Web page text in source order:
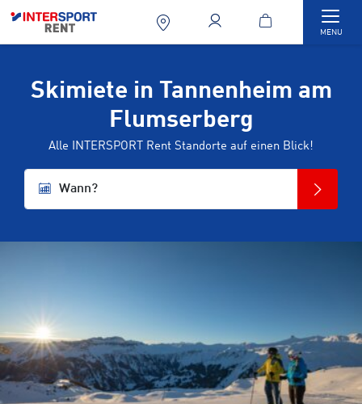
MENU
Skimiete in Tannenheim am
Flumserberg
Alle INTERSPORT Rent Standorte auf einen Blick!
Wann?